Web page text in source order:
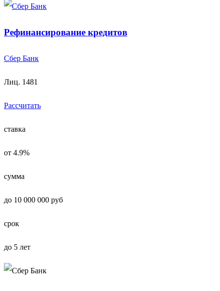
Рефинансирование кредитов
Сбер Банк
Лиц. 1481
Рассчитать
ставка
от 4.9%
сумма
до 10 000 000 руб
срок
до 5 лет